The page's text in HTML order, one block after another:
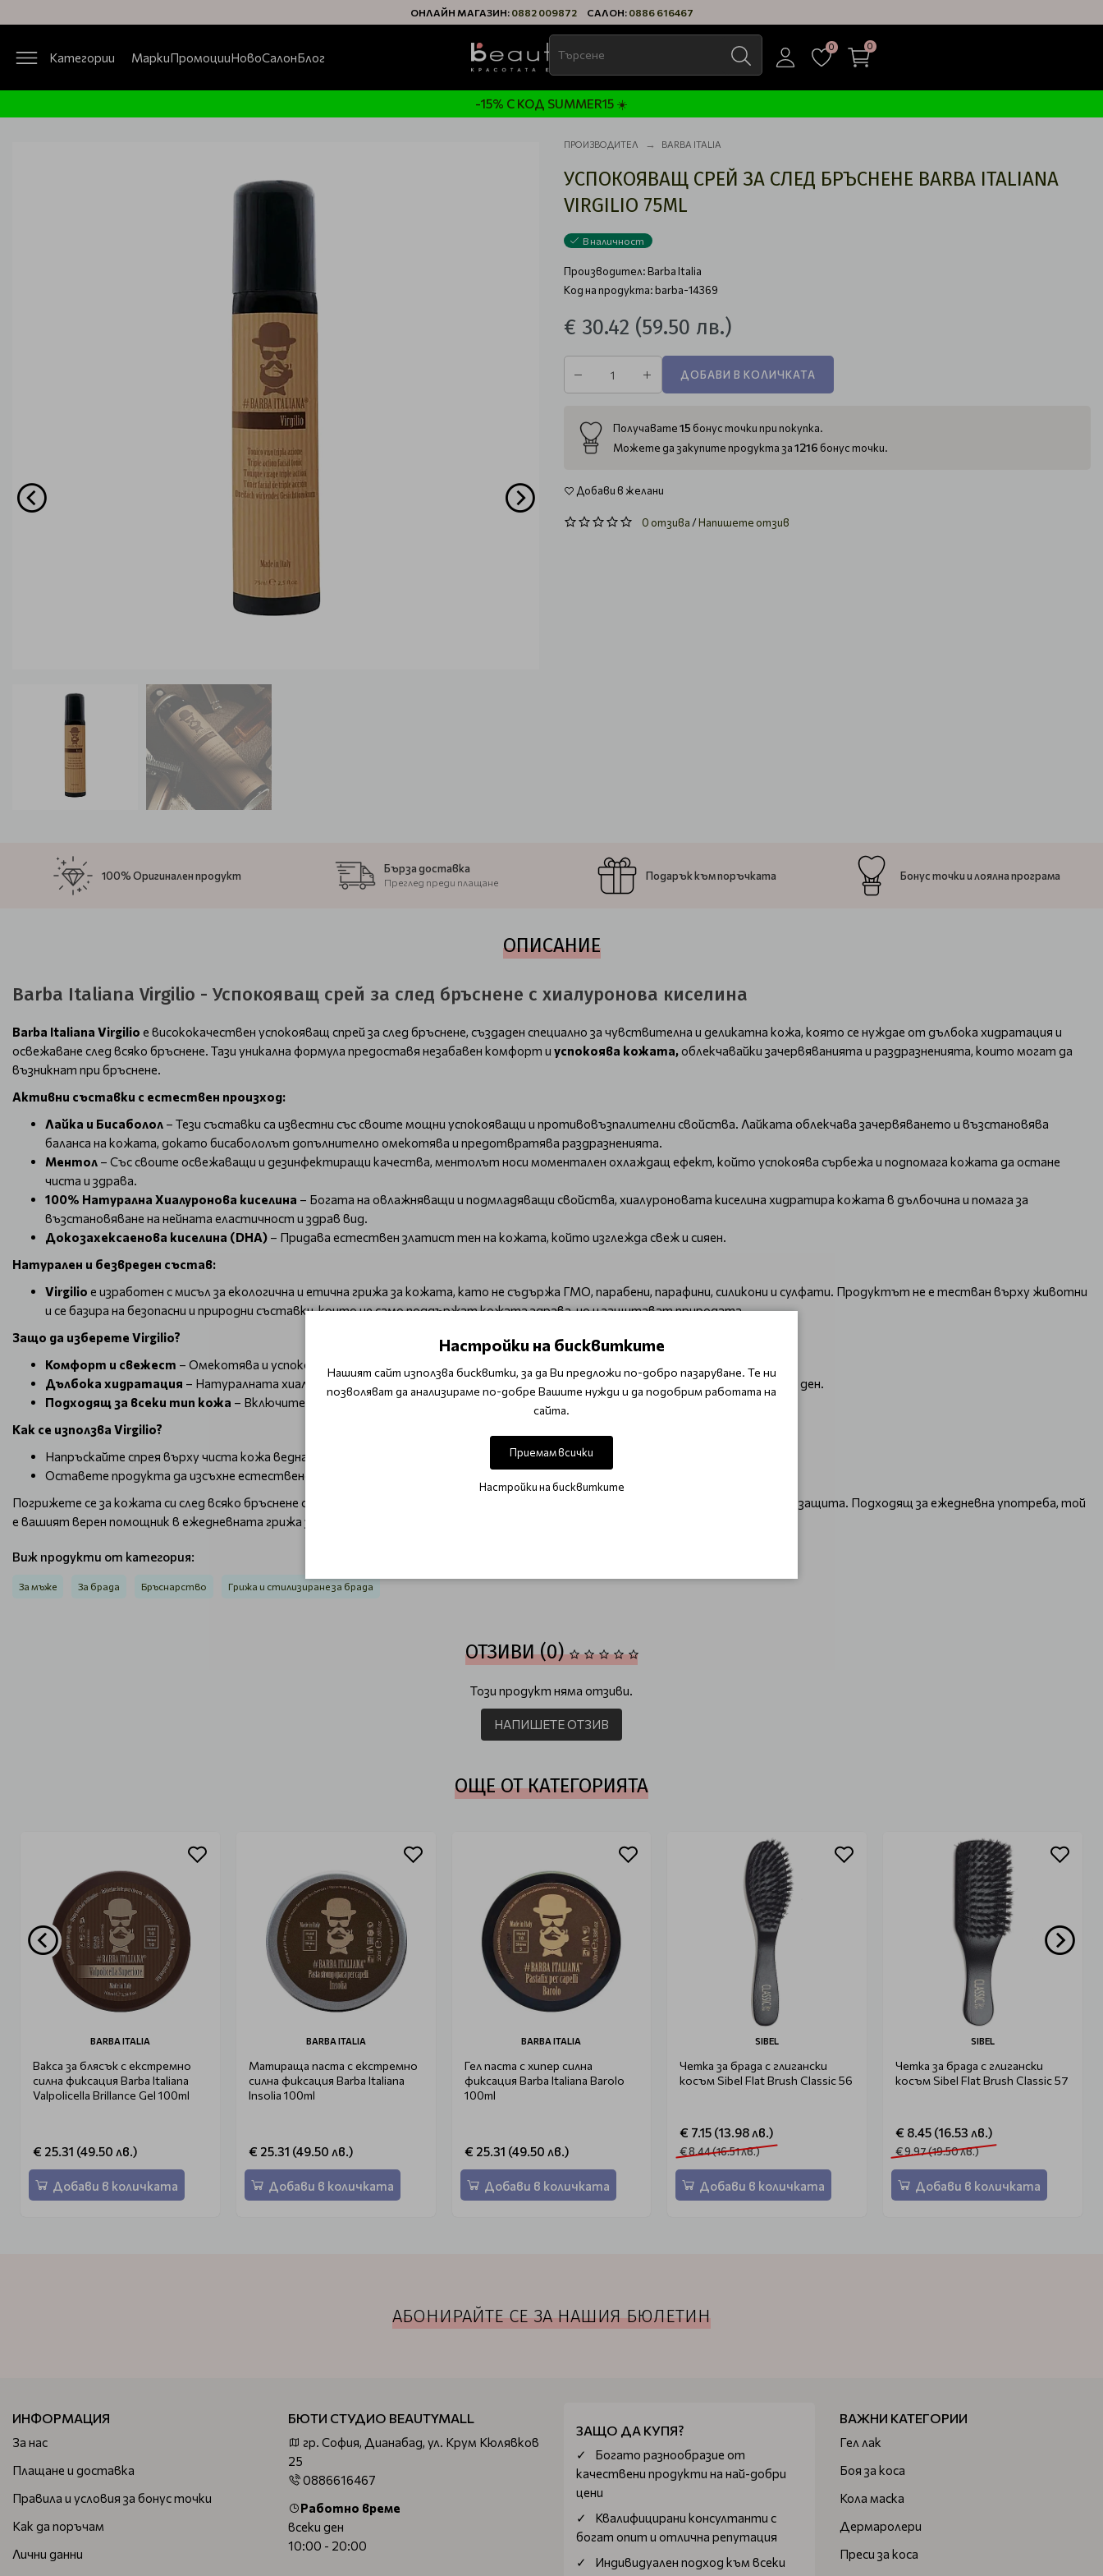
ОНЛАЙН МАГАЗИН: 0882 009872 САЛОН: 0886 616467
Категории МаркиПромоцииНовоСалонБлог
0 0
-15% С КОД SUMMER15 ☀️
ПРОИЗВОДИТЕЛ BARBA ITALIA
УСПОКОЯВАЩ СРЕЙ ЗА СЛЕД БРЪСНЕНЕ BARBA ITALIANA
VIRGILIO 75ML
В наличност
Производител:Barba Italia
Код на продукта: barba-14369
€ 30.42 (59.50 лв.)
ДОБАВИ В КОЛИЧКАТА
Получавате15 бонус точки при покупка.
Можете да закупите продукта за1216 бонус точки.
Добави в желани
0 отзива/Напишете отзив
100% Оригинален продукт
Бърза доставка
Преглед преди плащане
Подарък към поръчката Бонус точки и лоялна програма
ОПИСАНИЕ
Barba Italiana Virgilio - Успокояващ срей за след бръснене с хиалуронова киселина
Barba Italiana Virgilio е висококачествен успокояващ спрей за след бръснене, създаден специално за чувствителна и деликатна кожа, която се нуждае от дълбока хидратация и
освежаване след всяко бръснене. Тази уникална формула предоставя незабавен комфорт и успокоява кожата,облекчавайки зачервяванията и раздразненията, които могат да
възникнат при бръснене.
Активни съставки с естествен произход:
Лайка и Бисаболол – Тези съставки са известни със своите мощни успокояващи и противовъзпалителни свойства. Лайката облекчава зачервяването и възстановява
баланса на кожата, докато бисабололът допълнително омекотява и предотвратява раздразненията.
Ментол – Със своите освежаващи и дезинфектиращи качества, ментолът носи моментален охлаждащ ефект, който успокоява сърбежа и подпомага кожата да остане
чиста и здрава.
100% Натурална Хиалуронова киселина – Богата на овлажняващи и подмладяващи свойства, хиалуроновата киселина хидратира кожата в дълбочина и помага за
възстановяване на нейната еластичност и здрав вид.
Докозахексаенова киселина (DHA) – Придава естествен златист тен на кожата, който изглежда свеж и сияен.
Натурален и безвреден състав:
Virgilio е изработен с мисъл за екологична и етична грижа за кожата, като не съдържа ГМО, парабени, парафини, силикони и сулфати. Продуктът не е тестван върху животни
и се базира на безопасни и природни съставки, които не само поддържат кожата здрава, но и защитават природата.
Защо да изберете Virgilio?
Комфорт и свежест – Омекотява и успокоява кожата веднага след нанасяне, придавайки усещане за чистота и свежест.
Дълбока хидратация – Натуралната хиалуронова киселина осигурява интензивна хидратация, която се задържа през целия ден.
Подходящ за всеки тип кожа – Включително за чувствителна и склонна към зачервяване кожа.
Как се използва Virgilio?
Напръскайте спрея върху чиста кожа веднага след бръснене, като държите флакона на разстояние около 20 см.
Оставете продукта да изсъхне естествено, без да търкате или разнасяте.
Погрижете се за кожата си след всяко бръснене с
и усетете дълготрайното усещане за свежест, комфорт и защита. Подходящ за ежедневна употреба, той
е вашият верен помощник в ежедневната грижа за лицето, който гарантира гладка и еластична кожа без нежелани раздразнения!
Виж продукти от категория:
За мъже За брада Бръснарство Грижа и стилизиране за брада
ОТЗИВИ (0)
Този продукт няма отзиви.
НАПИШЕТЕ ОТЗИВ
ОЩЕ ОТ КАТЕГОРИЯТА
BARBA ITALIA
Вакса за блясък с екстремно
силна фиксация Barba Italiana
Valpolicella Brillance Gel 100ml
€ 25.31 (49.50 лв.)
Добави в количката
BARBA ITALIA
Матираща паста с екстремно
силна фиксация Barba Italiana
Insolia 100ml
€ 25.31 (49.50 лв.)
Добави в количката
BARBA ITALIA
Гел паста с хипер силна
фиксация Barba Italiana Barolo
100ml
€ 25.31 (49.50 лв.)
Добави в количката
SIBEL
Четка за брада с глигански
косъм Sibel Flat Brush Classic 56
€ 7.15 (13.98 лв.)
€ 8.44 (16.51 лв.)
Добави в количката
SIBEL
Четка за брада с глигански
косъм Sibel Flat Brush Classic 57
€ 8.45 (16.53 лв.)
€ 9.97 (19.50 лв.)
Добави в количката
АБОНИРАЙТЕ СЕ ЗА НАШИЯ БЮЛЕТИН
ИНФОРМАЦИЯ
За нас
Плащане и доставка
Правила и условия за бонус точки
Как да поръчам
Лични данни
БЮТИ СТУДИО BEAUTYMALL
гр. София, Дианабад, ул. Крум Кюлявков
25
0886616467
Работно време
всеки ден
10:00 - 20:00
ЗАЩО ДА КУПЯ?
Богатo разнообразие от
качествени продукти на най-добри
цени
Квалифицирани консултанти с
богат опит и отлична репутация
Индивидуален подход към всеки
ВАЖНИ КАТЕГОРИИ
Гел лак
Боя за коса
Кола маска
Дермаролери
Преси за коса
Настройки на бисквитките
Нашият сайт използва бисквитки, за да Ви предложи по-добро пазаруване. Те ни
позволяват да анализираме по-добре Вашите нужди и да подобрим работата на
сайта.
Приемам всички
Настройки на бисквитките